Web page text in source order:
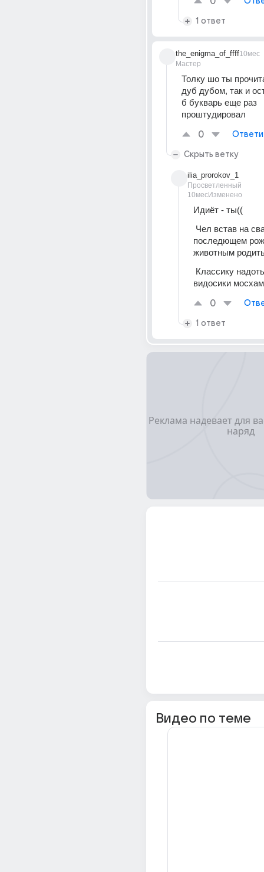
1 ответ
the_enigma_of_ffff
Мастер
10мес
Толку шо ты
дуб дубом, так и
б букварь еще раз
проштудировал
0
Скрыть ветку
ilia_prorokov_1
Просветленный
10месИзменено
Идиёт - ты((
последющем
животным
видосики
0
1 ответ
Видео по теме